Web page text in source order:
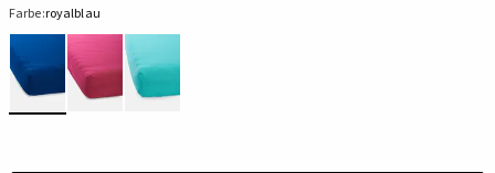
Farbe:royalblau